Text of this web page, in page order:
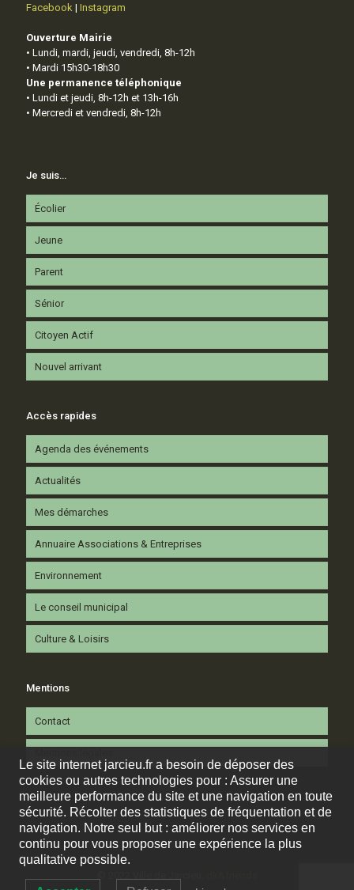
Facebook | Instagram
Ouverture Mairie
• Lundi, mardi, jeudi, vendredi, 8h-12h
• Mardi 15h30-18h30
Une permanence téléphonique
• Lundi et jeudi, 8h-12h et 13h-16h
• Mercredi et vendredi, 8h-12h
Je suis…
Écolier
Jeune
Parent
Sénior
Citoyen Actif
Nouvel arrivant
Accès rapides
Agenda des événements
Actualités
Mes démarches
Annuaire Associations & Entreprises
Environnement
Le conseil municipal
Culture & Loisirs
Mentions
Contact
Le site internet jarcieu.fr a besoin de déposer des
cookies ou autres technologies pour : Assurer une
meilleure performance du site et une navigation en toute
sécurité. Récolter des statistiques de fréquentation et de
navigation. Notre seul but : améliorer nos services en
continu pour vous proposer une expérience la plus
qualitative possible.